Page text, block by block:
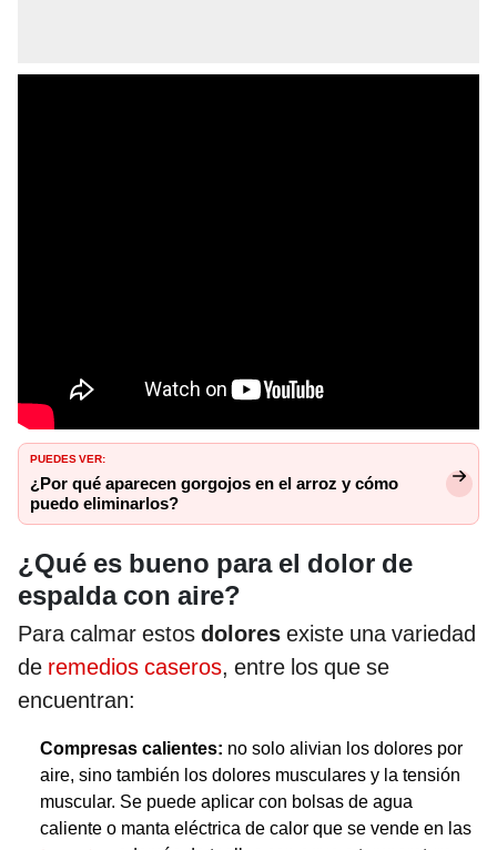
PUEDES VER:
¿Por qué aparecen gorgojos en el arroz y cómo
puedo eliminarlos?
¿Qué es bueno para el dolor de
espalda con aire?
Para calmar estos dolores existe una variedad
de remedios caseros, entre los que se
encuentran:
Compresas calientes: no solo alivian los dolores por
aire, sino también los dolores musculares y la tensión
muscular. Se puede aplicar con bolsas de agua
caliente o manta eléctrica de calor que se vende en las